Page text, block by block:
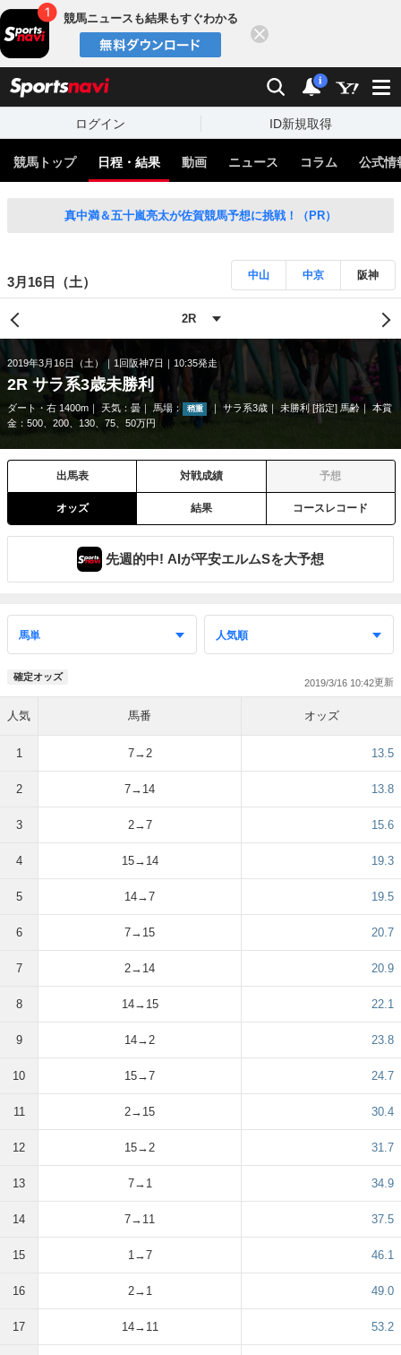
競馬ニュースも結果もすぐわかる
検索 通知
i
ログイン ID新規取得
競馬トップ 日程・結果 動画 ニュース コラム 公式情
真中満＆五十嵐亮太が佐賀競馬予想に挑戦！（PR）
3月16日（土） 中山 中京 阪神
2019年3月16日（土） 1回阪神7日 10:35発走
2R サラ系3歳未勝利
ダート・右 1400m 天気： 曇 馬場： 稍重 サラ系3歳 未勝利 [指定] 馬齢
本賞
金：500、200、130、75、50万円
出馬表 対戦成績 予想
オッズ 結果 コースレコード
先週的中! AIが平安エルムSを大予想
確定オッズ
2019/3/16 10:42
人気 馬番 オッズ
1 7→2 13.5
2 7→14 13.8
3 2→7 15.6
4 15→14 19.3
5 14→7 19.5
6 7→15 20.7
7 2→14 20.9
8 14→15 22.1
9 14→2 23.8
10 15→7 24.7
11 2→15 30.4
12 15→2 31.7
13 7→1 34.9
14 7→11 37.5
15 1→7 46.1
16 2→1 49.0
17 14→11 53.2